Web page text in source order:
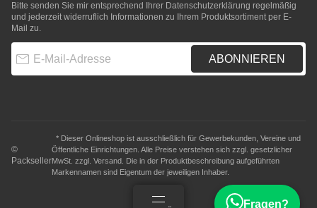
Bitte senden Sie mir entsprechend Ihrer Datenschutzerklärung regelmäßig
und jederzeit widerruflich Informationen zu Ihrem Produktsortiment per E-
Mail zu.
ABONNIEREN
©
Packseller
* Dieser Onlineshop ist ausschließlich für Gewerbekunden, Vereine und
Öffentliche Einrichtungen. Alle Preise verstehen sich zzgl. gesetzlicher
MwSt. zzgl. Versand . Die in der Produktbeschreibung aufgeführten
Markennamen sind Eigentum der jeweiligen Inhaber.
Fragen?